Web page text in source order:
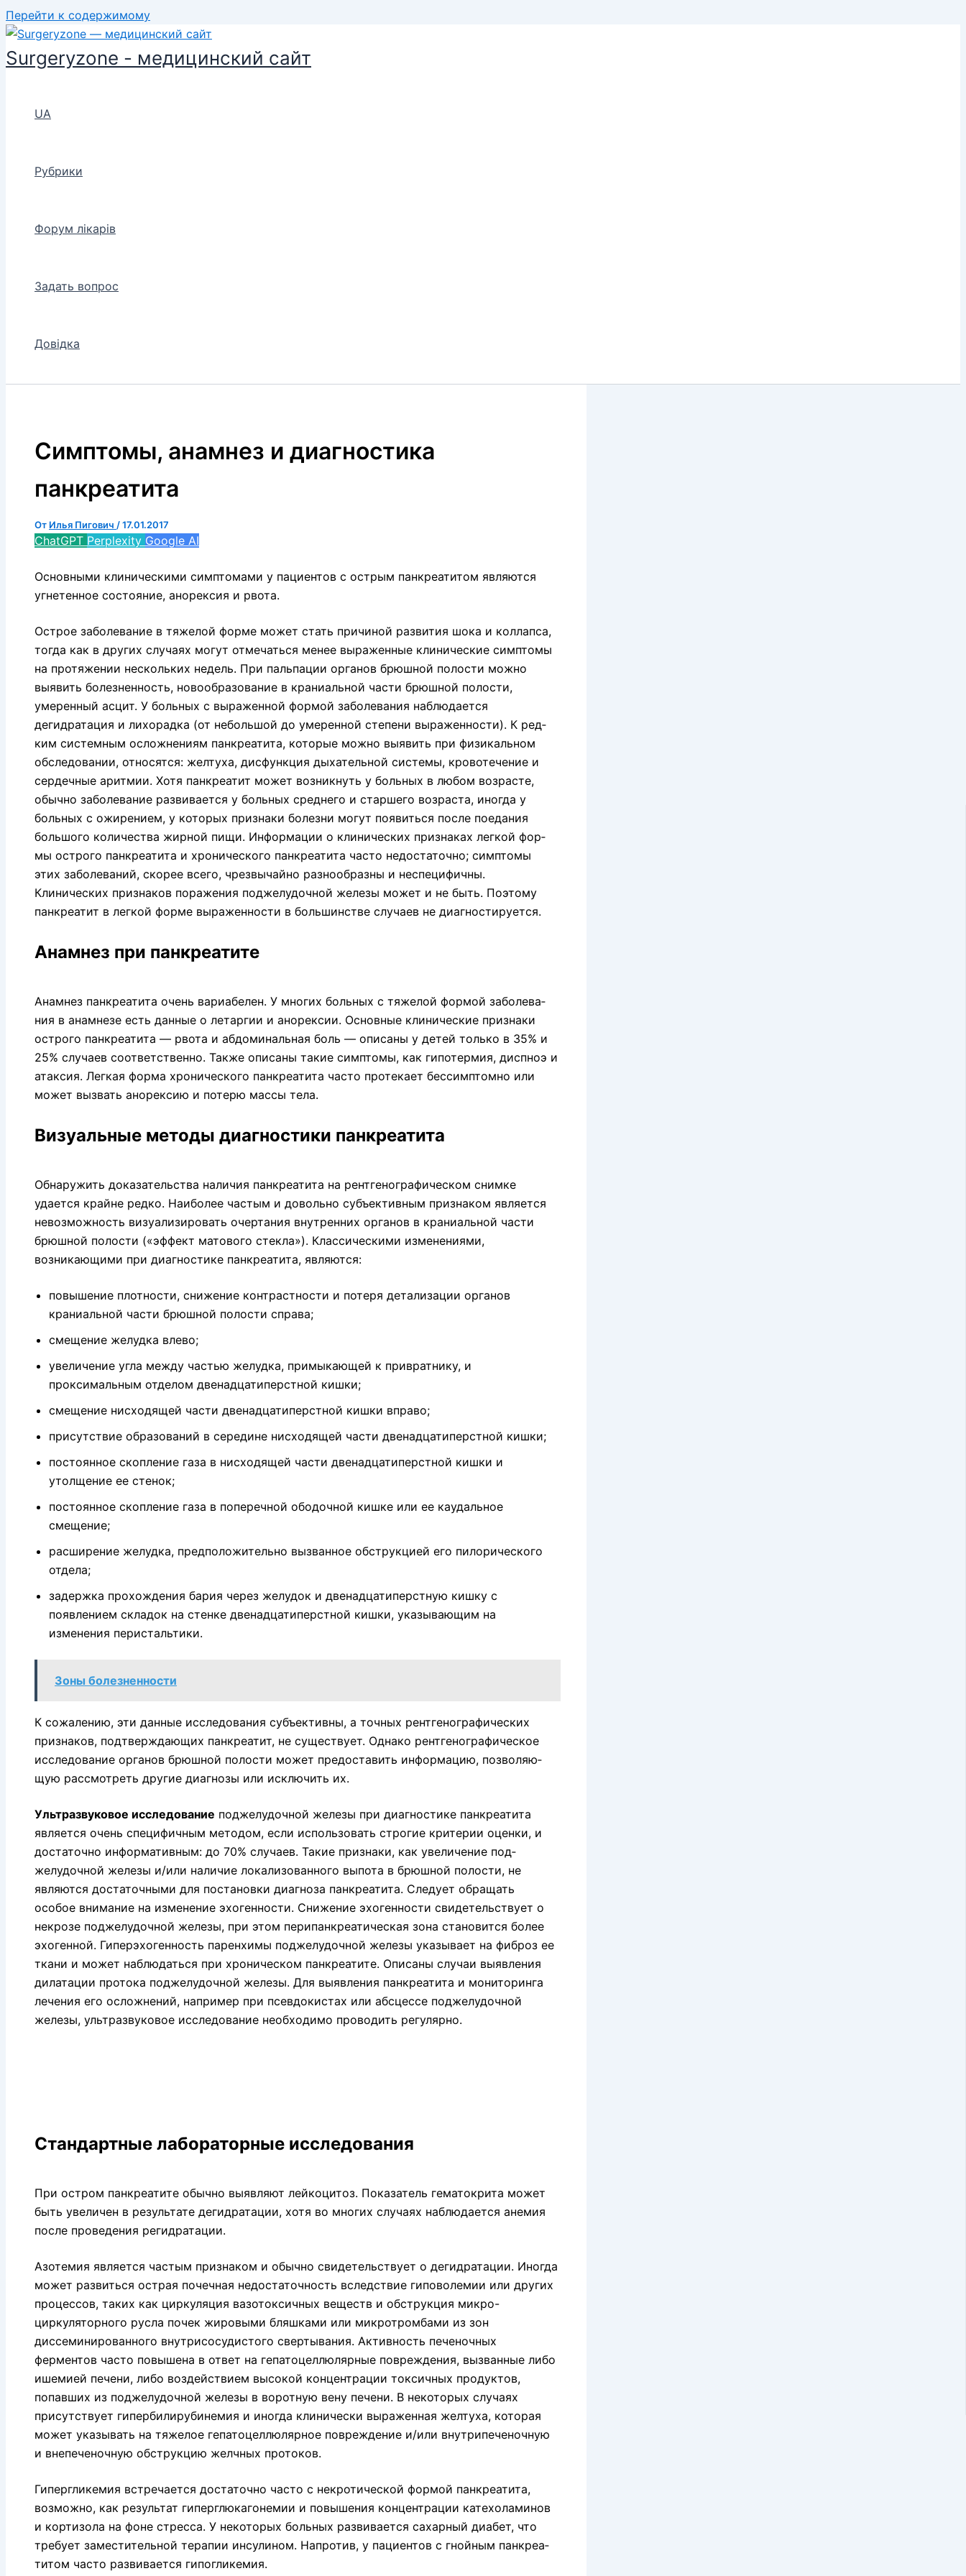
Перейти к содержимому
Surgeryzone - медицинский сайт
UA
Рубрики
Форум лікарів
Задать вопрос
Довідка
Симптомы, анамнез и диагностика
панкреатита
От Илья Пигович /17.01.2017
ChatGPT Perplexity Google AI
Основными кли­ническими симптомами у пациентов с острым панкреа­титом являются
угнетенное состояние, анорексия и рвота.
Острое заболевание в тяжелой форме может стать причиной развития шока и коллапса,
тогда как в других случаях могут отмечаться менее выраженные клинические симптомы
на протяжении нескольких недель. При пальпации органов брюшной полости можно
выявить болезненность, новообразование в краниальной части брюшной полости,
умеренный ас­цит. У больных с выраженной формой заболевания наблюдается
дегидратация и лихорадка (от неболь­шой до умеренной степени выраженности). К ред­
ким системным осложнениям панкреатита, которые можно выявить при физикальном
обследовании, от­носятся: желтуха, дисфункция дыхательной системы, кровотечение и
сердечные аритмии. Хотя панкреа­тит может возникнуть у больных в любом возрасте,
обычно заболевание развивается у больных средне­го и старшего возраста, иногда у
больных с ожире­нием, у которых признаки болезни могут появиться после поедания
большого количества жирной пищи. Информации о клинических признаках легкой фор­
мы острого панкреатита и хронического панкреатита часто недостаточно; симптомы
этих заболеваний, скорее всего, чрезвычайно разнообразны и неспеци­фичны.
Клинических признаков поражения поджелу­дочной железы может и не быть. Поэтому
панкреатит в легкой форме выраженности в большинстве случаев не диагностируется.
Анамнез при панкреатите
Анамнез панкреатита очень вариабе­лен. У многих больных с тяжелой формой заболева­
ния в анамнезе есть данные о летаргии и анорексии. Основные клинические признаки
острого панкреа­тита — рвота и абдоминальная боль — описаны у детей только в 35% и
25% случаев соответственно. Также описаны такие симптомы, как гипотермия, диспноэ и
атаксия. Легкая форма хрони­ческого панкреатита часто протекает бессимптомно или
может вызвать анорексию и потерю массы тела.
Визуальные методы диагностики панкреатита
Обнаружить доказательства наличия панкреатита на рентгеногра­фическом снимке
удается крайне редко. Наиболее ча­стым и довольно субъективным признаком является
невозможность визуализировать очертания внутрен­них органов в краниальной части
брюшной полости («эффект матового стекла»). Классиче­скими изменениями,
возникающими при диагностике панкреати­та, являются:
повышение плотности, снижение контрастно­сти и потеря детализации органов
краниальной части брюшной полости справа;
смещение желудка влево;
увеличение угла между частью желудка, при­мыкающей к привратнику, и
проксимальным отделом двенадцатиперстной кишки;
смещение нисходящей части двенадцатиперст­ной кишки вправо;
присутствие образований в середине нисходя­щей части двенадцатиперстной кишки;
постоянное скопление газа в нисходящей час­ти двенадцатиперстной кишки и
утолщение ее стенок;
постоянное скопление газа в поперечной обо­дочной кишке или ее каудальное
смещение;
расширение желудка, предположительно вы­званное обструкцией его пилорического
отде­ла;
задержка прохождения бария через желудок и двенадцатиперстную кишку с
появлением складок на стенке двенадцатиперстной кишки, указывающим на
изменения перистальтики.
Зоны болезненности
К сожалению, эти данные исследования субъек­тивны, а точных рентгенографических
признаков, подтверждающих панкреатит, не существует. Однако рентгенографическое
исследование органов брюшной полости может предоставить информацию, позволяю­
щую рассмотреть другие диагнозы или исключить их.
Ультразвуковое исследование поджелудочной же­лезы при диагностике панкреатита
является очень специфичным методом, если использовать строгие критерии оценки, и
достаточно информативным: до 70% случаев. Такие признаки, как увеличение под­
желудочной железы и/или наличие локализованного выпота в брюшной полости, не
являются достаточ­ными для постановки диагноза панкреатита. Следует обращать
особое внимание на изменение эхогенности. Снижение эхогенности свидетельствует о
некрозе поджелудочной железы, при этом перипанкреатическая зона становится более
эхогенной. Гиперэхогенность паренхимы поджелудочной железы ука­зывает на фиброз ее
ткани и может наблюдаться при хроническом панкреатите. Описаны случаи выявления
дилатации протока поджелудочной железы. Для выявления панкреатита и мониторинга
лечения его осложнений, например при псевдокистах или абсцессе поджелудочной
железы, ультразвуковое исследование необходимо проводить регулярно.
Стандартные лабораторные исследования
При остром панкреатите обычно выявляют лейкоци­тоз. Показатель гематокрита может
быть увеличен в результате дегидратации, хотя во многих случаях наблюдается анемия
после прове­дения регидратации.
Азотемия является частым признаком и обычно свидетельствует о дегидратации. Иногда
может раз­виться острая почечная недостаточность вследствие гиповолемии или других
процессов, таких как цирку­ляция вазотоксичных веществ и обструкция микро-
циркуляторного русла почек жировыми бляшками или микротромбами из зон
диссеминированного внутрисосудистого свертывания. Активность печеноч­ных
ферментов часто повышена в ответ на гепатоцеллюлярные повреждения, вызванные либо
ишемией печени, либо воздействием высокой концентрации токсичных продуктов,
попавших из поджелудочной железы в воротную вену печени. В некоторых случа­ях
присутствует гипербилирубинемия и иногда клинически выраженная желтуха, кото­рая
может указывать на тяжелое гепатоцеллюлярное повреждение и/или внутрипеченочную
и внепеченочную обструкцию желчных протоков.
Гипергликемия встречается достаточно часто с некротической формой панкреатита,
возможно, как результат гиперглюкагонемии и повы­шения концентрации катехоламинов
и кортизола на фоне стресса. У некоторых больных развивается са­харный диабет, что
требует заместительной терапии инсулином. Напротив, у пациентов с гнойным панкреа­
титом часто развивается гипогликемия.